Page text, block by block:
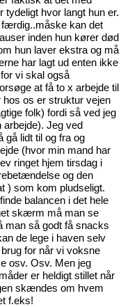
hvor langt hun er.
færdig..måske kan det
inden hun kører død
hun laver ekstra og må
har lagt ud enten ikke
vi skal også
at få to x arbejde til
hos os er struktur vejen
folk) fordi så ved jeg
arbejde). Jeg ved
gå lidt til og fra og
(hvor min mand har
ringet hjem tirsdag i
og den
) som kom pludseligt.
balancen i det hele
skærm må man se
man så godt få snacks
de lege i haven selv
for når vi voksne
osv. Osv. Men jeg
er heldigt stillet når
skændes om hvem
f.eks!